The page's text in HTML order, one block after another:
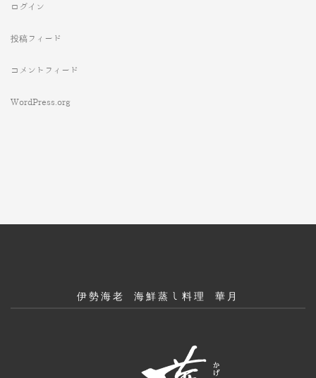
ログイン
投稿フィード
コメントフィード
WordPress.org
伊勢海老 海鮮蒸し料理 華月